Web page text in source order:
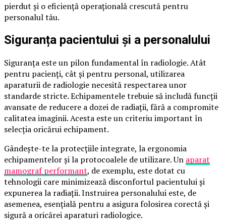
pierdut și o eficiență operațională crescută pentru
personalul tău.
Siguranța pacientului și a personalului
Siguranța este un pilon fundamental în radiologie. Atât
pentru pacienți, cât și pentru personal, utilizarea
aparaturii de radiologie necesită respectarea unor
standarde stricte. Echipamentele trebuie să includă funcții
avansate de reducere a dozei de radiații, fără a compromite
calitatea imaginii. Acesta este un criteriu important în
selecția oricărui echipament.
Gândește-te la protecțiile integrate, la ergonomia
echipamentelor și la protocoalele de utilizare. Un aparat
mamograf performant, de exemplu, este dotat cu
tehnologii care minimizează disconfortul pacientului și
expunerea la radiații. Instruirea personalului este, de
asemenea, esențială pentru a asigura folosirea corectă și
sigură a oricărei aparaturi radiologice.